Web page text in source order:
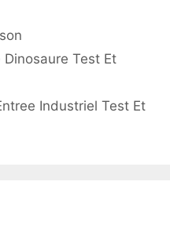
Test Et
Industriel Test Et